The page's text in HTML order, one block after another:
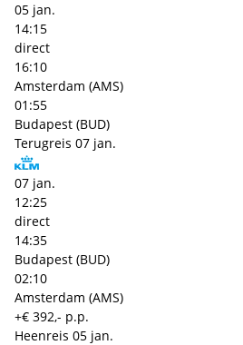
05 jan.
14:15
direct
16:10
Amsterdam (AMS)
01:55
Budapest (BUD)
Terugreis 07 jan.
07 jan.
12:25
direct
14:35
Budapest (BUD)
02:10
Amsterdam (AMS)
+€ 392,- p.p.
Heenreis 05 jan.